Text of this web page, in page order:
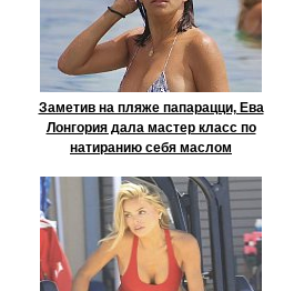
Заметив на пляже папарацци, Ева
Лонгория дала мастер класс по
натиранию себя маслом